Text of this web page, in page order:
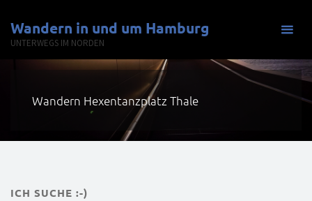
Inhalt
springen
Wandern in und um Hamburg
UNTERWEGS IM NORDEN
Wandern Hexentanzplatz Thale
ICH SUCHE :-)